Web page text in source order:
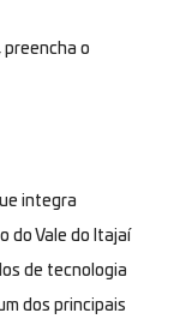
, preencha o
integra
do Vale do Itajaí
de tecnologia
dos principais